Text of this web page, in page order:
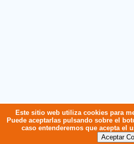
Este sitio web utiliza cookies para
Puede aceptarlas pulsando sobre el
caso entenderemos que acepta el